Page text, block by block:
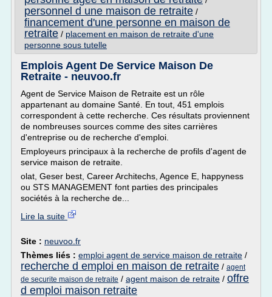
personnel d une maison de retraite /
financement d'une personne en maison de
retraite / placement en maison de retraite d'une
personne sous tutelle
Emplois Agent De Service Maison De
Retraite - neuvoo.fr
Agent de Service Maison de Retraite est un rôle
appartenant au domaine Santé. En tout, 451 emplois
correspondent à cette recherche. Ces résultats proviennent
de nombreuses sources comme des sites carrières
d'entreprise ou de recherche d'emploi.
Employeurs principaux à la recherche de profils d'agent de
service maison de retraite.
olat, Geser best, Career Architechs, Agence E, happyness
ou STS MANAGEMENT font parties des principales
sociétés à la recherche de...
Lire la suite
Site : neuvoo.fr
Thèmes liés : emploi agent de service maison de retraite /
recherche d emploi en maison de retraite / agent
de securite maison de retraite / agent maison de retraite / offre
d emploi maison retraite